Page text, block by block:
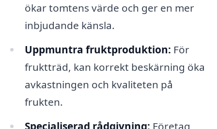
ökar tomtens värde och ger en mer
inbjudande känsla.
Uppmuntra fruktproduktion: För
fruktträd, kan korrekt beskärning öka
avkastningen och kvaliteten på
frukten.
Specialiserad rådgivning: Företag